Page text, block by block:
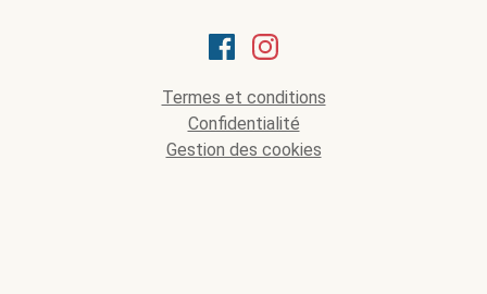
Termes et conditions
Confidentialité
Gestion des cookies